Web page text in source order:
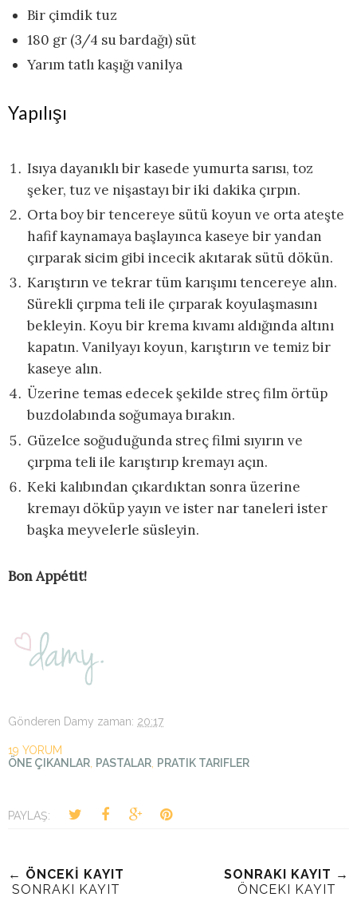
Bir çimdik tuz
180 gr (3/4 su bardağı) süt
Yarım tatlı kaşığı vanilya
Yapılışı
Isıya dayanıklı bir kasede yumurta sarısı, toz
şeker, tuz ve nişastayı bir iki dakika çırpın.
Orta boy bir tencereye sütü koyun ve orta ateşte
hafif kaynamaya başlayınca kaseye bir yandan
çırparak sicim gibi incecik akıtarak sütü dökün.
Karıştırın ve tekrar tüm karışımı tencereye alın.
Sürekli çırpma teli ile çırparak koyulaşmasını
bekleyin. Koyu bir krema kıvamı aldığında altını
kapatın. Vanilyayı koyun, karıştırın ve temiz bir
kaseye alın.
Üzerine temas edecek şekilde streç film örtüp
buzdolabında soğumaya bırakın.
Güzelce soğuduğunda streç filmi sıyırın ve
çırpma teli ile karıştırıp kremayı açın.
Keki kalıbından çıkardıktan sonra üzerine
kremayı döküp yayın ve ister nar taneleri ister
başka meyvelerle süsleyin.
Bon Appétit!
Gönderen Damy zaman: 20:17
19 YORUM
ÖNE ÇIKANLAR PASTALAR PRATIK TARIFLER
PAYLAŞ:
← ÖNCEKİ KAYIT
SONRAKI KAYIT
SONRAKI KAYIT →
ÖNCEKI KAYIT